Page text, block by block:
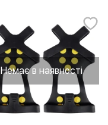
Немає в наявності